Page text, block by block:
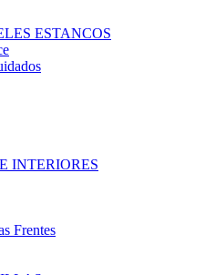
ESTANCOS
INTERIORES
Frentes